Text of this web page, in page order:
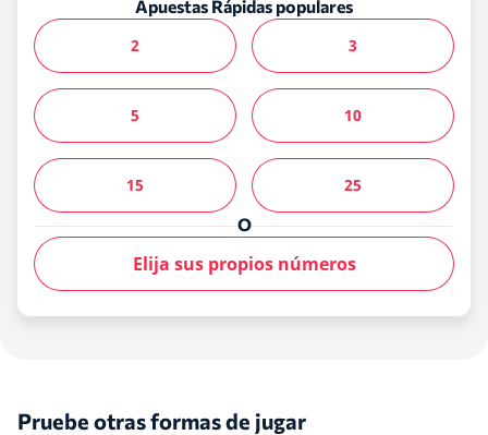
Apuestas Rápidas populares
2
3
5 10
15
25
O
Elija sus propios números
Pruebe otras formas de jugar